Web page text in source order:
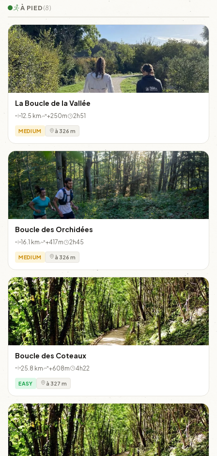
À PIED(8)
La Boucle de la Vallée
12.5 km +250m 2h51
MEDIUM à 326 m
Boucle des Orchidées
16.1 km +417m 2h45
MEDIUM à 326 m
Boucle des Coteaux
25.8 km +608m 4h22
EASY à 327 m